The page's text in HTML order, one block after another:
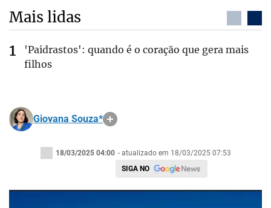
Mais lidas
'Paidrastos': quando é o coração que gera mais
filhos
Giovana Souza*
18/03/2025 04:00 - atualizado em 18/03/2025 07:53
SIGA NO